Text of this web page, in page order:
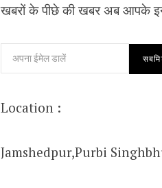
खबरों के पीछे की खबर अब आपके
Location :
Jamshedpur,Purbi